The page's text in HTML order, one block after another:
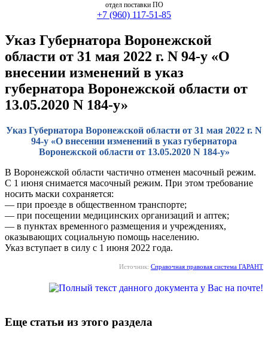
отдел поставки ПО
+7 (960) 117-51-85
Указ Губернатора Воронежской
области от 31 мая 2022 г. N 94-у «О
внесении изменений в указ
губернатора Воронежской области от
13.05.2020 N 184-у»
Указ Губернатора Воронежской области от 31 мая 2022 г. N
94-у «О внесении изменений в указ губернатора
Воронежской области от 13.05.2020 N 184-у»
В Воронежской области частично отменен масочный режим.
С 1 июня снимается масочный режим. При этом требование
носить маски сохраняется:
— при проезде в общественном транспорте;
— при посещении медицинских организаций и аптек;
— в пунктах временного размещения и учреждениях,
оказывающих социальную помощь населению.
Указ вступает в силу с 1 июня 2022 года.
Источник: Справочная правовая система ГАРАНТ
Еще статьи из этого раздела